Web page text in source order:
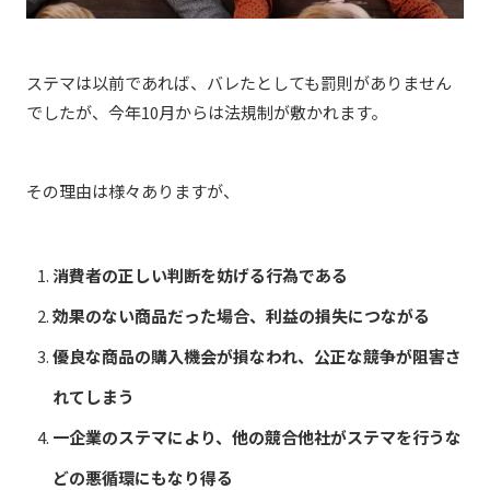
ステマは以前であれば、バレたとしても罰則がありません
でしたが、今年10月からは法規制が敷かれます。
その理由は様々ありますが、
消費者の正しい判断を妨げる行為である
効果のない商品だった場合、利益の損失につながる
優良な商品の購入機会が損なわれ、公正な競争が阻害さ
れてしまう
一企業のステマにより、他の競合他社がステマを行うな
どの悪循環にもなり得る